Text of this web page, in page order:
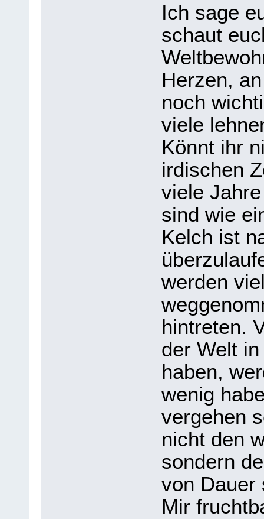
Ich sage
schaut
Herzen,
noch
viele
Könnt ihr
irdischen
viele
sind wie
Kelch ist
werden
hintreten.
der Welt
haben,
wenig
vergehen
nicht den
sondern
von Dauer
Mir